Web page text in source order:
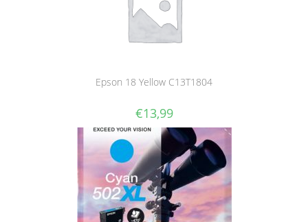
Epson 18 Yellow C13T1804
€13,99